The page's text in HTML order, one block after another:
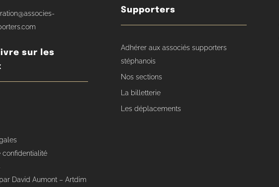
sur les
confidentialité
David Aumont – Artdim
Supporters
Adhérer aux associés supporters
stéphanois
Nos sections
La billetterie
Les déplacements